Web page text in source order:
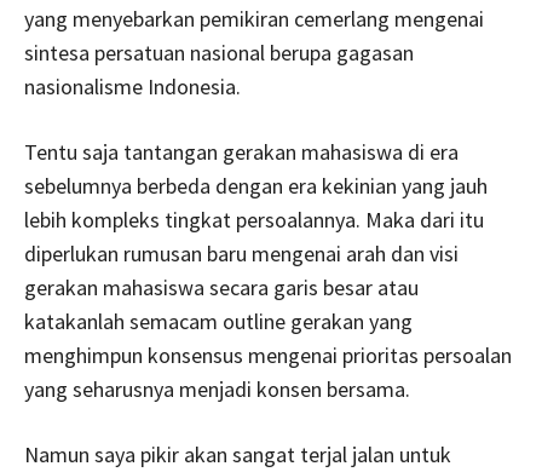
yang menyebarkan pemikiran cemerlang mengenai
sintesa persatuan nasional berupa gagasan
nasionalisme Indonesia.
Tentu saja tantangan gerakan mahasiswa di era
sebelumnya berbeda dengan era kekinian yang jauh
lebih kompleks tingkat persoalannya. Maka dari itu
diperlukan rumusan baru mengenai arah dan visi
gerakan mahasiswa secara garis besar atau
katakanlah semacam outline gerakan yang
menghimpun konsensus mengenai prioritas persoalan
yang seharusnya menjadi konsen bersama.
Namun saya pikir akan sangat terjal jalan untuk